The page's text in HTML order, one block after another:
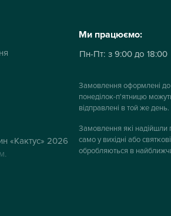
«Кактус» 2026
Ми працюємо:
Пн-Пт: з 9:00 до 18:00
Замовлення оформлені до
понеділок-п'ятницю
відправлені в той же день.
Замовлення які надійшли
само у вихідні або
обробляються в